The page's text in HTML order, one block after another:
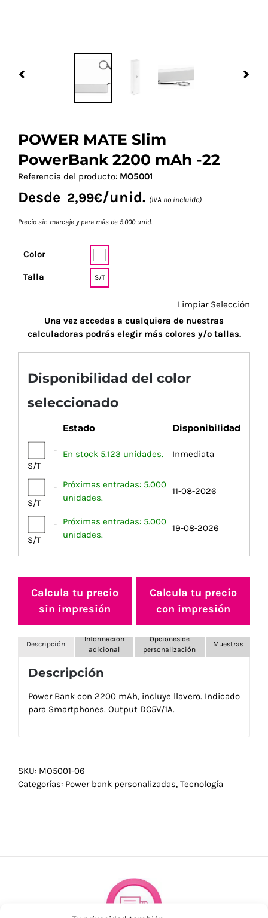
POWER MATE Slim
PowerBank 2200 mAh -22
Referencia del producto: MO5001
Desde 2,99€/unid. (IVA no incluido)
Precio sin marcaje y para más de 5.000 unid.
Color
Talla S/T
Limpiar Selección
Una vez accedas a cualquiera de nuestras
calculadoras podrás elegir más colores y/o tallas.
Disponibilidad del color
seleccionado
Estado Disponibilidad
-
S/T
En stock 5.123 unidades. Inmediata
-
S/T
Próximas entradas: 5.000
unidades.
11-08-2026
-
S/T
Próximas entradas: 5.000
unidades.
19-08-2026
Calcula tu precio
sin impresión
Calcula tu precio
con impresión
Descripción
Información
adicional
Opciones de
personalización
Muestras
Descripción
Power Bank con 2200 mAh, incluye llavero. Indicado
para Smartphones. Output DC5V/1A.
SKU: MO5001-06
Categorías: Power bank personalizadas, Tecnología